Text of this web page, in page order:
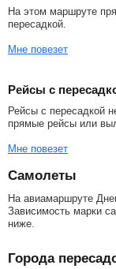
На этом маршруте
пересадкой.
Мне повезет
Рейсы с
Рейсы с пересадкой
прямые рейсы или
Мне повезет
Самолеты
На авиамаршруте
Зависимость марки
ниже.
Города